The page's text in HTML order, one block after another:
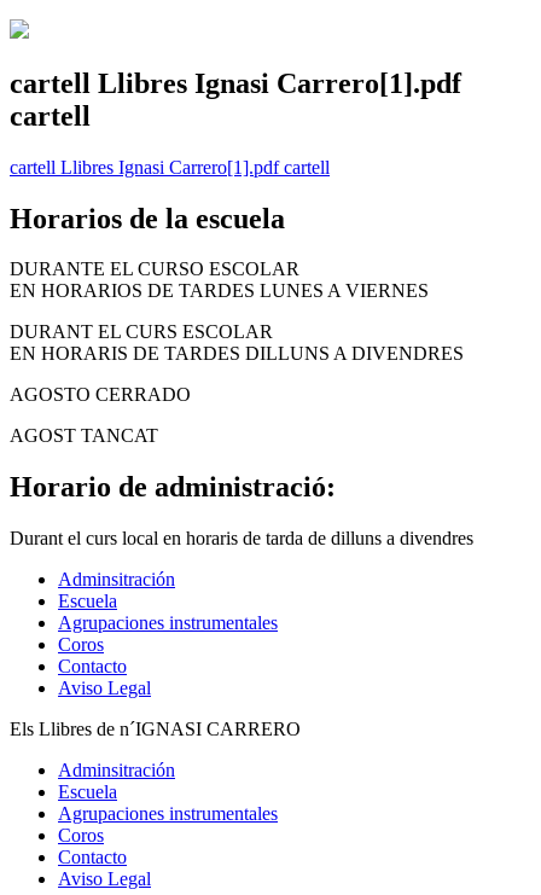
cartell Llibres Ignasi Carrero[1].pdf
cartell
cartell Llibres Ignasi Carrero[1].pdf cartell
Horarios de la escuela
DURANTE EL CURSO ESCOLAR
EN HORARIOS DE TARDES LUNES A VIERNES
DURANT EL CURS ESCOLAR
EN HORARIS DE TARDES DILLUNS A DIVENDRES
AGOSTO CERRADO
AGOST TANCAT
Horario de administració:
Durant el curs local en horaris de tarda de dilluns a divendres
Adminsitración
Escuela
Agrupaciones instrumentales
Coros
Contacto
Aviso Legal
Els Llibres de n´IGNASI CARRERO
Adminsitración
Escuela
Agrupaciones instrumentales
Coros
Contacto
Aviso Legal